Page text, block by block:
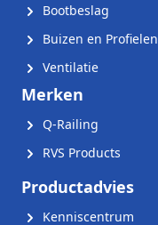
Bootbeslag
Buizen en Profielen
Ventilatie
Merken
Q-Railing
RVS Products
Productadvies
Kenniscentrum